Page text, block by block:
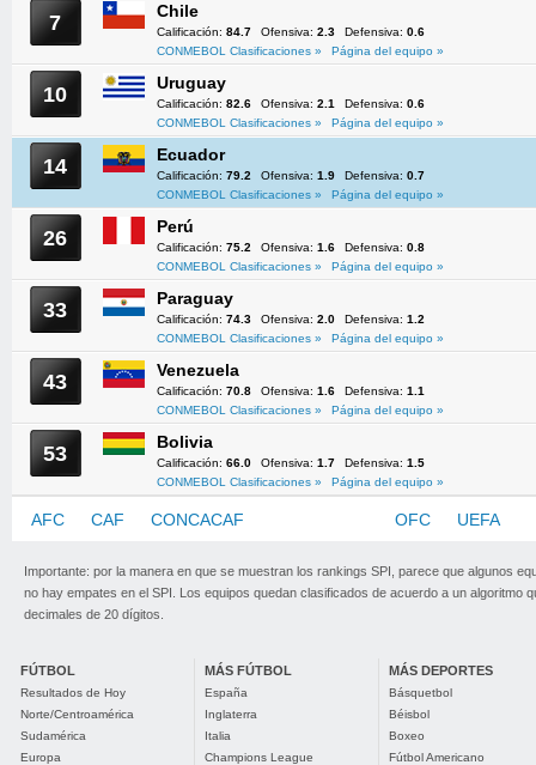
7 Chile
Calificación: 84.7 Ofensiva: 2.3 Defensiva: 0.6
CONMEBOL Clasificaciones »
Página del equipo »
10 Uruguay
Calificación: 82.6 Ofensiva: 2.1 Defensiva: 0.6
CONMEBOL Clasificaciones »
Página del equipo »
14 Ecuador
Calificación: 79.2 Ofensiva: 1.9 Defensiva: 0.7
CONMEBOL Clasificaciones »
Página del equipo »
26 Perú
Calificación: 75.2 Ofensiva: 1.6 Defensiva: 0.8
CONMEBOL Clasificaciones »
Página del equipo »
33 Paraguay
Calificación: 74.3 Ofensiva: 2.0 Defensiva: 1.2
CONMEBOL Clasificaciones »
Página del equipo »
43 Venezuela
Calificación: 70.8 Ofensiva: 1.6 Defensiva: 1.1
CONMEBOL Clasificaciones »
Página del equipo »
53 Bolivia
Calificación: 66.0 Ofensiva: 1.7 Defensiva: 1.5
CONMEBOL Clasificaciones »
Página del equipo »
AFC CAF CONCACAF OFC UEFA
Importante: por la manera en que se muestran los rankings SPI, parece que algunos
no hay empates en el SPI. Los equipos quedan clasificados de acuerdo a un algoritmo
decimales de 20 dígitos.
FÚTBOL
Resultados de Hoy
Norte/Centroamérica
Sudamérica
Europa
MÁS FÚTBOL
España
Inglaterra
Italia
Champions League
MÁS DEPORTES
Básquetbol
Béisbol
Boxeo
Fútbol Americano